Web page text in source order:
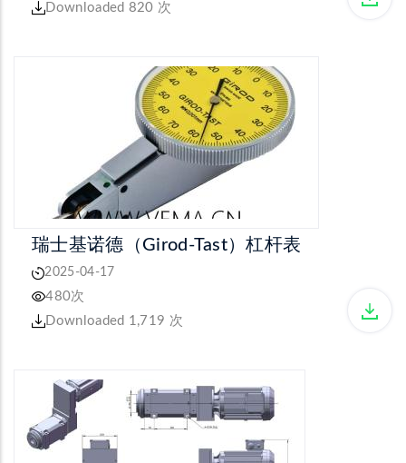
Downloaded 820 次
瑞士基诺德（Girod-Tast）杠杆表
2025-04-17
480次
Downloaded 1,719 次